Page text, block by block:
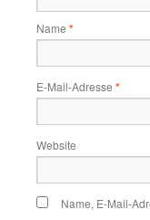
Name *
E-Mail-Adresse *
Website
Name, E-Mail-